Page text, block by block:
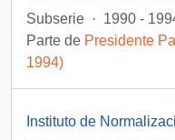
Subserie · 1990 -
Parte de Presidente
1994)
Instituto de